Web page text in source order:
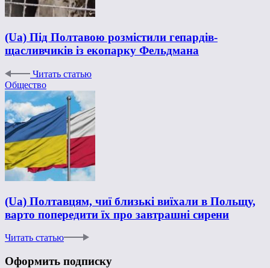
(Ua) Під Полтавою розмістили гепардів-
щасливчиків із екопарку Фельдмана
Читать статью
Общество
(Ua) Полтавцям, чиї близькі виїхали в Польщу,
варто попередити їх про завтрашні сирени
Читать статью
Оформить подписку